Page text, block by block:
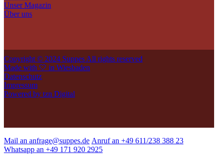
Unser Magazin
Über uns
Copyright © 2024 Suppes All rights reserved
Made with 🤍 in Wiesbaden
Datenschutz
Impressum
Powered by tzn Digital
Mail an anfrage@suppes.de Anruf an +49 611/238 388 23
Whatsapp an +49 171 920 2925